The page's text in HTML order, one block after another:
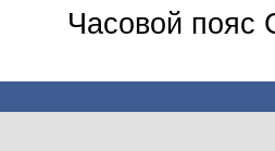
Часовой пояс